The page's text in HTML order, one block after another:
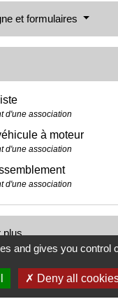
et formulaires
d'une association
à moteur
d'une association
d'une association
plus
sur la voie publique
à Parisopen_in_new
de Paris
and gives you control
Deny all